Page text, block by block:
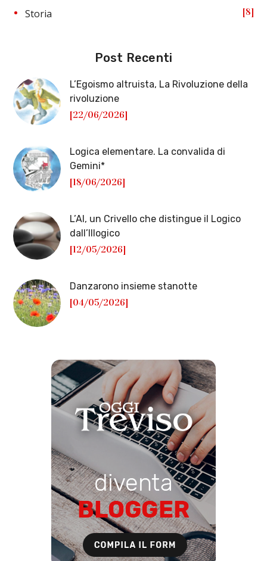
Storia 8
Post Recenti
L’Egoismo altruista, La Rivoluzione della
rivoluzione
[22/06/2026]
Logica elementare. La convalida di
Gemini*
[18/06/2026]
L’AI, un Crivello che distingue il Logico
dall’Illogico
[12/05/2026]
Danzarono insieme stanotte
[04/05/2026]